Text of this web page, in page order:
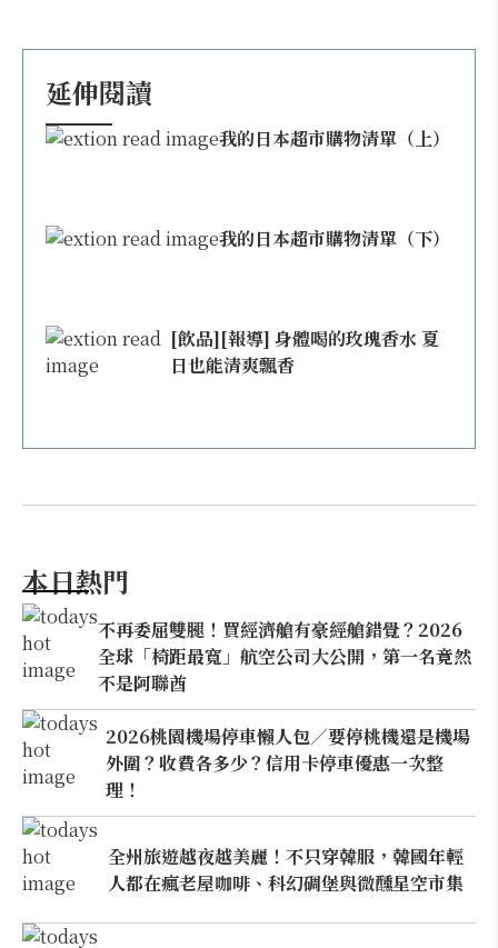
延伸閱讀
我的日本超市購物清單（上）
我的日本超市購物清單（下）
[飲品][報導] 身體喝的玫瑰香水 夏
日也能清爽飄香
本日熱門
不再委屈雙腿！買經濟艙有豪經艙錯覺？2026
全球「椅距最寬」航空公司大公開，第一名竟然
不是阿聯酋
2026桃園機場停車懶人包／要停桃機還是機場
外圍？收費各多少？信用卡停車優惠一次整
理！
全州旅遊越夜越美麗！不只穿韓服，韓國年輕
人都在瘋老屋咖啡、科幻碉堡與微醺星空市集